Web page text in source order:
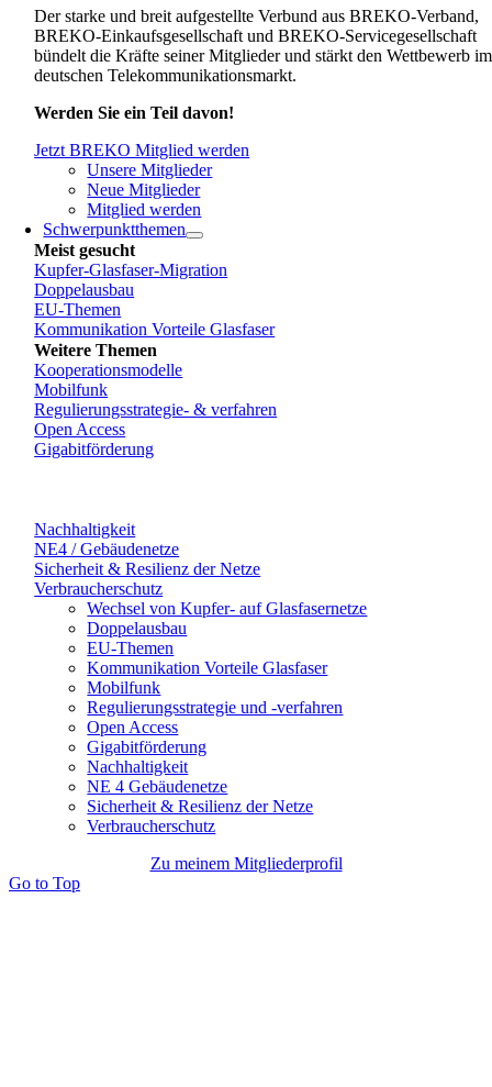
Der starke und breit aufgestellte Verbund aus BREKO-Verband,
BREKO-Einkaufsgesellschaft und BREKO-Servicegesellschaft
bündelt die Kräfte seiner Mitglieder und stärkt den Wettbewerb im
deutschen Telekommunikationsmarkt.
Werden Sie ein Teil davon!
Jetzt BREKO Mitglied werden
Unsere Mitglieder
Neue Mitglieder
Mitglied werden
Schwerpunktthemen
Meist gesucht
Kupfer-Glasfaser-Migration
Doppelausbau
EU-Themen
Kommunikation Vorteile Glasfaser
Weitere Themen
Kooperationsmodelle
Mobilfunk
Regulierungsstrategie- & verfahren
Open Access
Gigabitförderung
Nachhaltigkeit
NE4 / Gebäudenetze
Sicherheit & Resilienz der Netze
Verbraucherschutz
Wechsel von Kupfer- auf Glasfasernetze
Doppelausbau
EU-Themen
Kommunikation Vorteile Glasfaser
Mobilfunk
Regulierungsstrategie und -verfahren
Open Access
Gigabitförderung
Nachhaltigkeit
NE 4 Gebäudenetze
Sicherheit & Resilienz der Netze
Verbraucherschutz
Zu meinem Mitgliederprofil
Go to Top